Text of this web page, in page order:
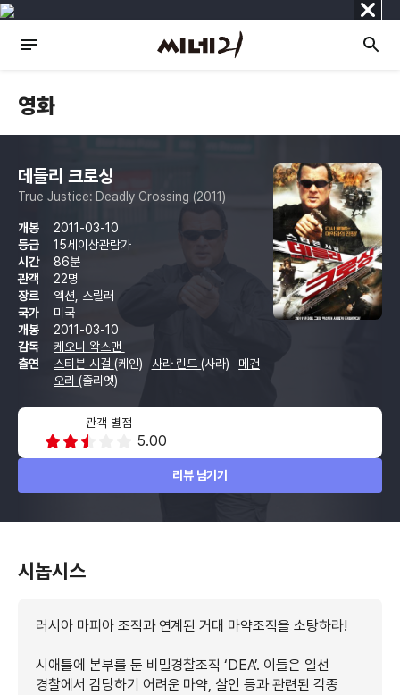
닫
기
영화
데들리 크로싱
True Justice: Deadly Crossing (2011)
개봉
2011-03-10
등급
15세이상관람가
시간
86분
관객
22명
장르
액션, 스릴러
국가
미국
개봉
2011-03-10
감독
케오니 왁스맨
출연
스티븐 시걸 (케인) 사라 린드(사라)
메건
오리 (줄리엣)
관객 별점
5.00
리뷰 남기기
시놉시스
러시아 마피아 조직과 연계된 거대 마약조직을 소탕하라!
시애틀에 본부를 둔 비밀경찰조직 ‘DEA’. 이들은 일선
경찰에서 감당하기 어려운 마약, 살인 등과 관련된 각종